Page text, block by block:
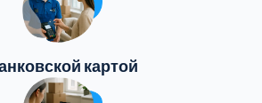
картой